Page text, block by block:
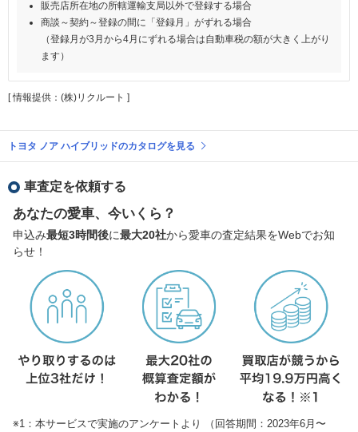
販売店所在地の所轄運輸支局以外で登録する場合
商談～契約～登録の間に「登録月」がずれる場合
（登録月が3月から4月にずれる場合は自動車税の額が大きく上がり
ます）
[ 情報提供：(株)リクルート ]
トヨタ ノア ハイブリッドのカタログを見る
車査定を依頼する
あなたの愛車、今いくら？
申込み最短3時間後に最大20社から愛車の査定結果をWebでお知
らせ！
※1：本サービスで実施のアンケートより （回答期間：2023年6月〜